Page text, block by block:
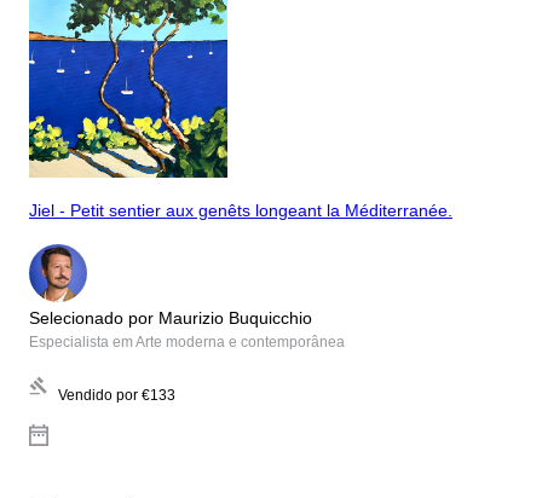
Jiel - Petit sentier aux genêts longeant la Méditerranée.
Selecionado por Maurizio Buquicchio
Especialista em Arte moderna e contemporânea
Vendido por €133